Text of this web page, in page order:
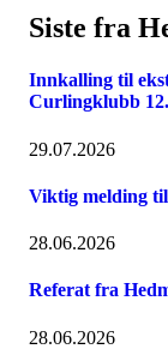
Siste fra
Innkalling til
Curlingklubb
29.07.2026
Viktig melding
28.06.2026
Referat fra
28.06.2026